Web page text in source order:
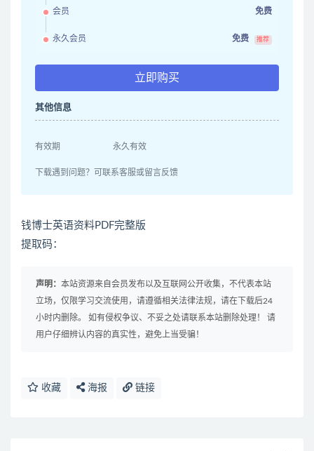
会员 免费
永久会员 免费 推荐
立即购买
其他信息
有效期 永久有效
下载遇到问题？可联系客服或留言反馈
钱博士英语资料PDF完整版
提取码：
声明： 本站资源来自会员发布以及互联网公开收集，不代表本站
立场，仅限学习交流使用，请遵循相关法律法规，请在下载后24
小时内删除。 如有侵权争议、不妥之处请联系本站删除处理！ 请
用户仔细辨认内容的真实性，避免上当受骗！
收藏 海报 链接